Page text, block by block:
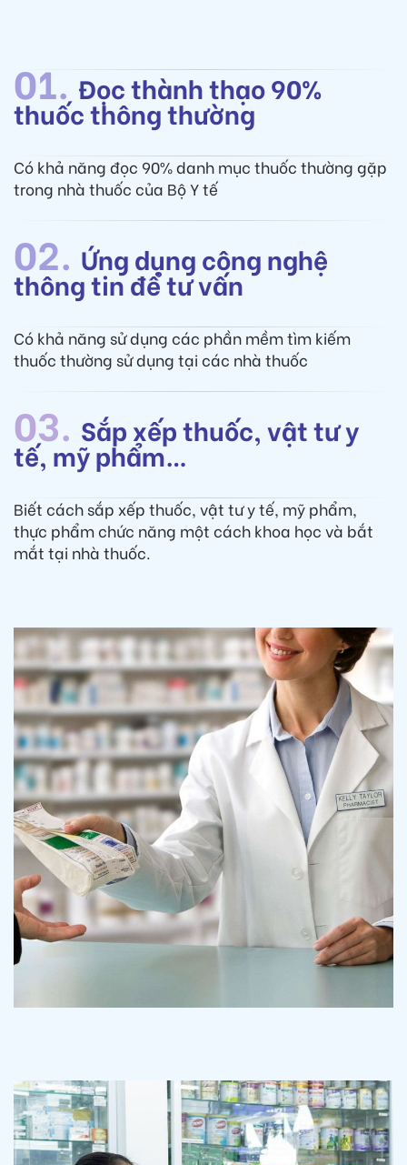
01. Đọc thành thạo 90%
thuốc thông thường
Có khả năng đọc 90% danh mục thuốc thường gặp
trong nhà thuốc của Bộ Y tế
02. Ứng dụng công nghệ
thông tin để tư vấn
Có khả năng sử dụng các phần mềm tìm kiếm
thuốc thường sử dụng tại các nhà thuốc
03. Sắp xếp thuốc, vật tư y
tế, mỹ phẩm…
Biết cách sắp xếp thuốc, vật tư y tế, mỹ phẩm,
thực phẩm chức năng một cách khoa học và bắt
mắt tại nhà thuốc.